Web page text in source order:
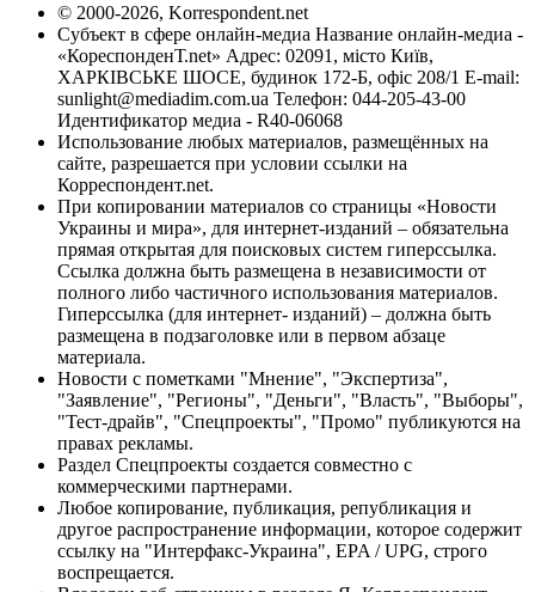
© 2000-2026, Korrespondent.net
Субъект в сфере онлайн-медиа Название онлайн-медиа -
«КореспонденТ.net» Адрес: 02091, місто Київ,
ХАРКІВСЬКЕ ШОСЕ, будинок 172-Б, офіс 208/1 E-mail:
sunlight@mediadim.com.ua Телефон: 044-205-43-00
Идентификатор медиа - R40-06068
Использование любых материалов, размещённых на
сайте, разрешается при условии ссылки на
Корреспондент.net.
При копировании материалов со страницы «Новости
Украины и мира», для интернет-изданий – обязательна
прямая открытая для поисковых систем гиперссылка.
Ссылка должна быть размещена в независимости от
полного либо частичного использования материалов.
Гиперссылка (для интернет- изданий) – должна быть
размещена в подзаголовке или в первом абзаце
материала.
Новости с пометками "Мнение", "Экспертиза",
"Заявление", "Регионы", "Деньги", "Власть", "Выборы",
"Тест-драйв", "Спецпроекты", "Промо" публикуются на
правах рекламы.
Раздел Спецпроекты создается совместно с
коммерческими партнерами.
Любое копирование, публикация, републикация и
другое распространение информации, которое содержит
ссылку на "Интерфакс-Украина", EPA / UPG, строго
воспрещается.